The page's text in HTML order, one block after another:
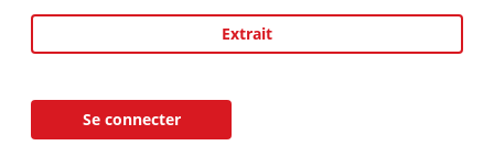
Extrait
Se connecter